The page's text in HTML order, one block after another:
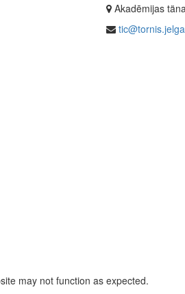
Akadēmijas
may not function as expected.